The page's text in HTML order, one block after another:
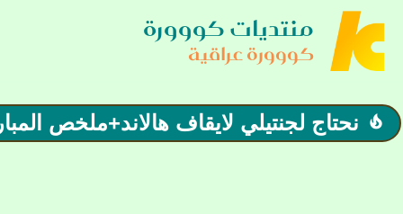
منتديات كووورة
كووورة عراقية
 نحتاج لجنتيلي لايقاف هالاند+ملخص